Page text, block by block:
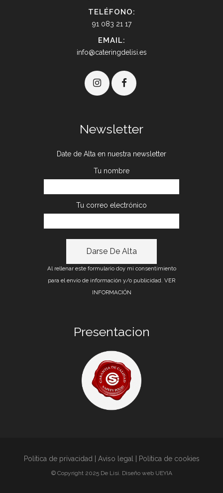
TELÉFONO:
91 083 21 17
EMAIL:
info@cateringdelisi.es
Newsletter
Date de Alta en nuestra newsletter
Tu nombre
Tu correo electrónico
Al rellenar este formulario doy mi consentimiento
para el envío de información y/o publicidad. VER
INFORMACIÓN
Presentacion
Política de privacidad Aviso legal Política de cookies
© Copyright 2025 De Lisi. Diseño web UEYIA